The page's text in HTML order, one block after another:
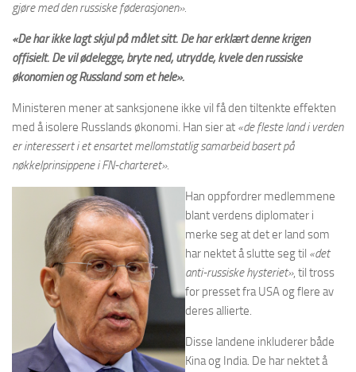
gjøre med den russiske føderasjonen».
«De har ikke lagt skjul på målet sitt. De har erklært denne krigen
offisielt. De vil ødelegge, bryte ned, utrydde, kvele den russiske
økonomien og Russland som et hele».
Ministeren mener at sanksjonene ikke vil få den tiltenkte effekten
med å isolere Russlands økonomi. Han sier at «de fleste land i verden
er interessert i et ensartet mellomstatlig samarbeid basert på
nøkkelprinsippene i FN-charteret».
Han oppfordrer medlemmene
blant verdens diplomater i
merke seg at det er land som
har nektet å slutte seg til «det
anti-russiske hysteriet», til tross
for presset fra USA og flere av
deres allierte.
Disse landene inkluderer både
Kina og India. De har nektet å